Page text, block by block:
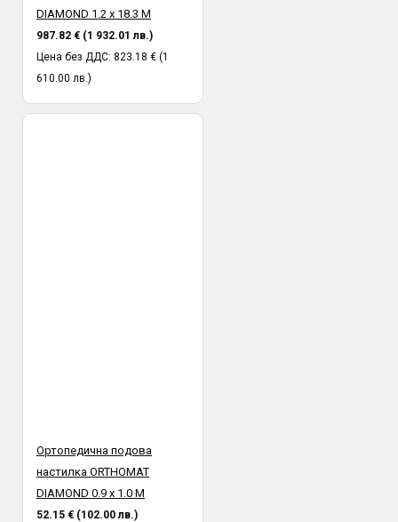
DIAMOND 1.2 х 18.3 М
987.82 € (1 932.01 лв.)
Цена без ДДС: 823.18 € (1
610.00 лв.)
Ортопедична подова
настилка ORTHOMAT
DIAMOND 0.9 х 1.0 М
52.15 € (102.00 лв.)